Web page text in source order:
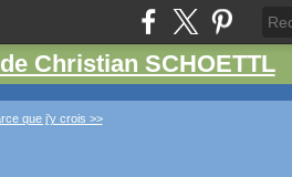
Christian SCHOETTL
que j'y crois >>